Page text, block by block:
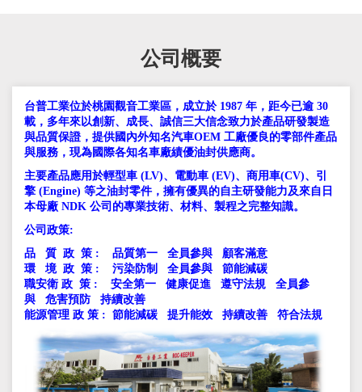
公司概要
台普工業位於桃園觀音工業區，成立於 1987 年，距今已逾 30
載，多年來以創新、成長、誠信三大信念致力於產品研發製造
與品質保證，提供國內外知名汽車OEM 工廠優良的零部件產品
與服務，現為國際各知名車廠績優油封供應商。
主要產品應用於輕型車 (LV)、電動車 (EV)、商用車(CV)、引
擎 (Engine) 等之油封零件，擁有優異的自主研發能力及來自日
本母廠 NDK 公司的專業技術、材料、製程之完整知識。
公司政策:
品 質 政 策 : 品質第一 全員參與 顧客滿意
環 境 政 策 : 污染防制 全員參與 節能減碳
職安衛 政 策 : 安全第一 健康促進 遵守法規 全員參
與 危害預防 持續改善
能源管理 政 策 : 節能減碳 提升能效 持續改善 符合法規